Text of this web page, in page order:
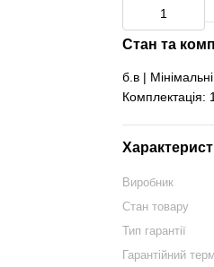
Стан та
б.в |
Комплектація:
Виробник
Стан товару
Тип гарантії
Гарантійний